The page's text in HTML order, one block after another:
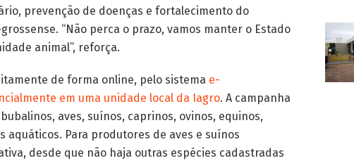
prevenção de doenças e fortalecimento do
“Não perca o prazo, vamos manter o Estado
animal”, reforça.
de forma online, pelo sistema e-
em uma unidade local da Iagro. A campanha
aves, suínos, caprinos, ovinos, equinos,
aquáticos. Para produtores de aves e suínos
desde que não haja outras espécies cadastradas